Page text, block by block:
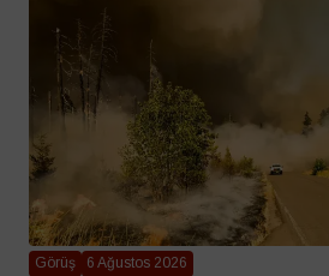
Görüş 6 Ağustos 2026